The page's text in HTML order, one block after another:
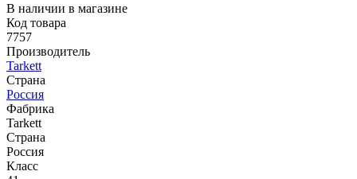
В наличии в магазине
Код товара
7757
Производитель
Tarkett
Страна
Россия
Фабрика
Tarkett
Страна
Россия
Класс